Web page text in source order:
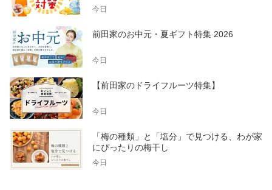
今日
前田家のお中元・夏ギフト特集 2026
今日
【前田家のドライフルーツ特集】
今日
「梅の種類」と「塩分」で見つける、わが家
にぴったりの梅干し
今日